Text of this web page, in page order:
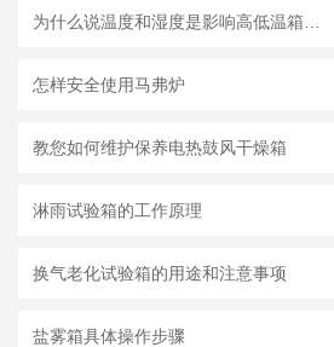
怎样安全使用马弗炉
教您如何维护保养电热鼓风干燥箱
淋雨试验箱的工作原理
换气老化试验箱的用途和注意事项
盐雾箱具体操作步骤